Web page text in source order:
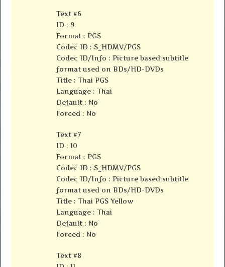
Text #6
ID : 9
Format : PGS
Codec ID : S_HDMV/PGS
Codec ID/Info : Picture based subtitle
format used on BDs/HD-DVDs
Title : Thai PGS
Language : Thai
Default : No
Forced : No
Text #7
ID : 10
Format : PGS
Codec ID : S_HDMV/PGS
Codec ID/Info : Picture based subtitle
format used on BDs/HD-DVDs
Title : Thai PGS Yellow
Language : Thai
Default : No
Forced : No
Text #8